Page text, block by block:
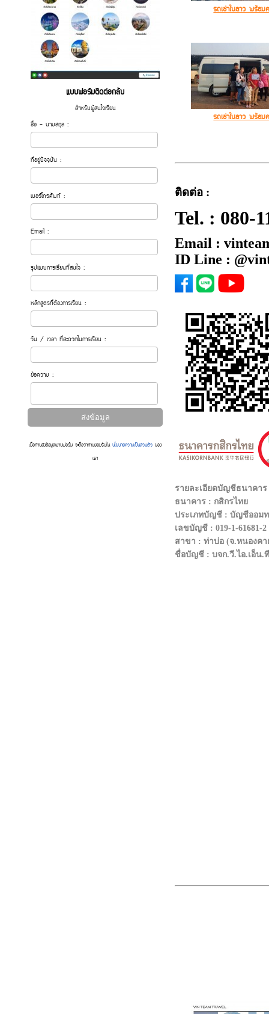
แบบฟอร์มติดต่อกลับ
สำหรับผู้สนใจเรียน
ชื่อ - นามสกุล :
ที่อยู่ปัจจุบัน :
เบอร์โทรศัพท์ :
Email :
รูปแบบการเรียนที่สนใจ :
หลักสูตรที่ต้องการเรียน :
วัน / เวลา ที่สะดวกในการเรียน :
ข้อความ :
เมื่อท่านส่งข้อมูลผ่านฟอร์ม จะถือว่าท่านยอมรับในนโยบายความเป็นส่วนตัวของ
เรา
รถเช่าในลาว พร้อม
รถเช่าในลาว พร้อม
ติดต่อ :
Tel. : 080-
Email :
ID Line :
รายละเอียดบัญชีธนาคาร
ธนาคาร : กสิกรไทย
ประเภทบัญชี : บัญชีออม
เลขบัญชี : 019-1-61681-2
สาขา : ท่าบ่อ (จ.หนองคา
ชื่อบัญชี : บจก.วี.ไอ.เอ็น.